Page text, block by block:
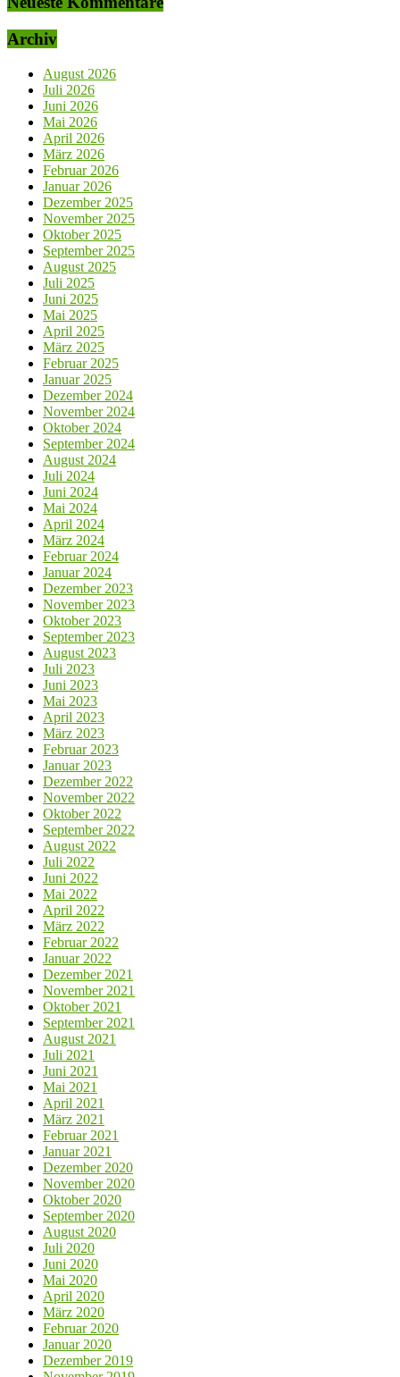
Archiv
August 2026
Juli 2026
Juni 2026
Mai 2026
April 2026
März 2026
Februar 2026
Januar 2026
Dezember 2025
November 2025
Oktober 2025
September 2025
August 2025
Juli 2025
Juni 2025
Mai 2025
April 2025
März 2025
Februar 2025
Januar 2025
Dezember 2024
November 2024
Oktober 2024
September 2024
August 2024
Juli 2024
Juni 2024
Mai 2024
April 2024
März 2024
Februar 2024
Januar 2024
Dezember 2023
November 2023
Oktober 2023
September 2023
August 2023
Juli 2023
Juni 2023
Mai 2023
April 2023
März 2023
Februar 2023
Januar 2023
Dezember 2022
November 2022
Oktober 2022
September 2022
August 2022
Juli 2022
Juni 2022
Mai 2022
April 2022
März 2022
Februar 2022
Januar 2022
Dezember 2021
November 2021
Oktober 2021
September 2021
August 2021
Juli 2021
Juni 2021
Mai 2021
April 2021
März 2021
Februar 2021
Januar 2021
Dezember 2020
November 2020
Oktober 2020
September 2020
August 2020
Juli 2020
Juni 2020
Mai 2020
April 2020
März 2020
Februar 2020
Januar 2020
Dezember 2019